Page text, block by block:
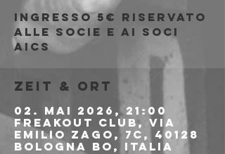
Ingresso 5€ riservato
alle socie e ai soci
AICS
Zeit & Ort
02. Mai 2026, 21:00
Freakout Club, Via
Emilio Zago, 7c, 40128
Bologna BO, Italia